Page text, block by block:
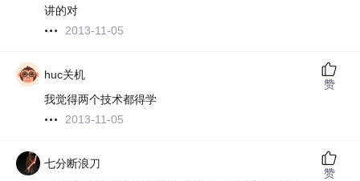
讲的对
2013-11-05
huc关机
我觉得两个技术都得学
2013-11-05
赞
七分断浪刀
赞